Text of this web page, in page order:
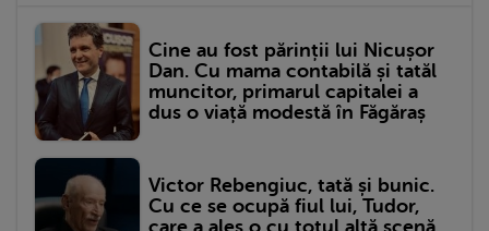
Cine au fost părinții lui Nicușor
Dan. Cu mama contabilă și tatăl
muncitor, primarul capitalei a
dus o viață modestă în Făgăraș
Victor Rebengiuc, tată și bunic.
Cu ce se ocupă fiul lui, Tudor,